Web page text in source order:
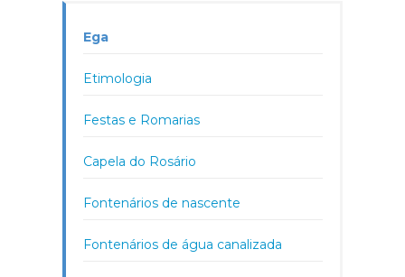
Ega
Etimologia
Festas e Romarias
Capela do Rosário
Fontenários de nascente
Fontenários de água canalizada